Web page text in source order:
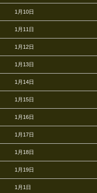
1月10日
1月11日
1月12日
1月13日
1月14日
1月15日
1月16日
1月17日
1月18日
1月19日
1月1日